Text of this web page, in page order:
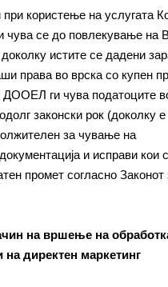
користење на услугата
се до повлекување на
истите се дадени
права во врска со купен
ги чува податоците
законски рок (доколку
за чување на
и исправи кои
промет согласно Законот
на вршење на
на директен маркетинг